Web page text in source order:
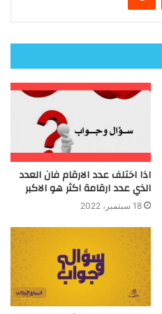
اذا اختلف عدد الارقام فان العدد
الذي عدد ارقامة اكثر هو الاكبر
18 سبتمبر، 2022